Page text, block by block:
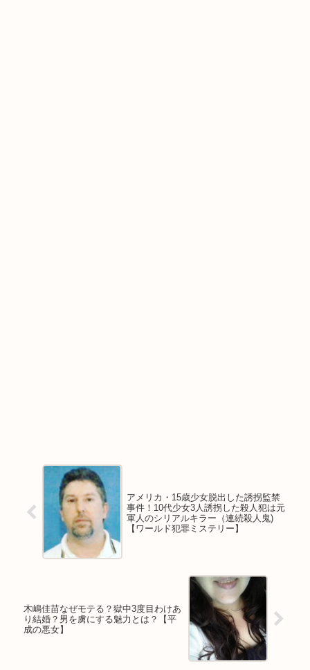
アメリカ・15歳少女脱出した誘拐監禁
事件！10代少女3人誘拐した殺人犯は元
軍人のシリアルキラー（連続殺人鬼)
【ワールド犯罪ミステリー】
木嶋佳苗なぜモテる？獄中3度目わけあ
り結婚？男を虜にする魅力とは？【平
成の悪女】